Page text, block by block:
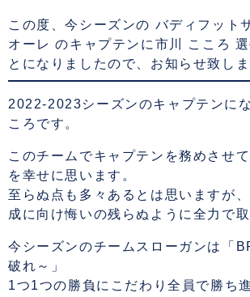
この度、今シーズンの バディフット
オーレ のキャプテンに市川 こころ
とになりましたので、お知らせ致しま
2022-2023シーズンのキャプテンに
ころです。
このチームでキャプテンを務めさせ
を幸せに思います。
至らぬ点も多々あるとは思いますが
成に向け悔いの残らぬように全力で
今シーズンのチームスローガンは「
破れ～」
1つ1つの勝負にこだわり全員で勝ち